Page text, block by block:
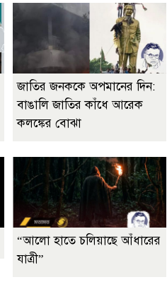
জাতির জনককে অপমানের দিন:
বাঙালি জাতির কাঁধে আরেক
কলঙ্কের বোঝা
“আলো হাতে চলিয়াছে আঁধারের
যাত্রী”